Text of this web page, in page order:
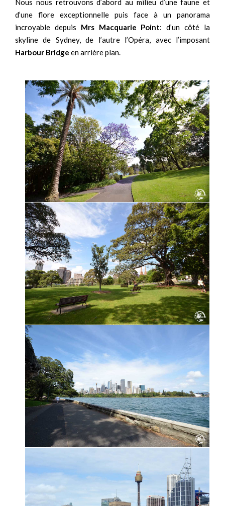
Nous nous retrouvons d’abord au milieu d’une faune et
d’une flore exceptionnelle puis face à un panorama
incroyable depuis Mrs Macquarie Point: d’un côté la
skyline de Sydney, de l’autre l’Opéra, avec l’imposant
Harbour Bridge en arrière plan.